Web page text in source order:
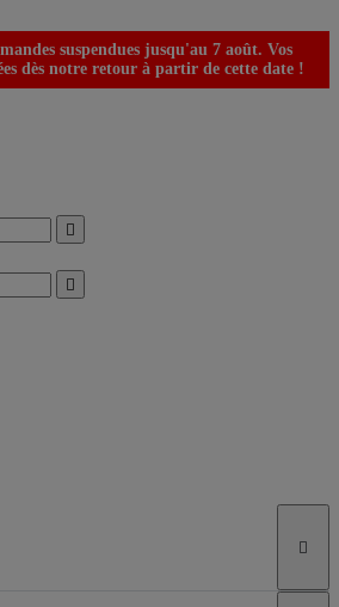
suspendues jusqu'au 7 août. Vos
dès notre retour à partir de cette date !


